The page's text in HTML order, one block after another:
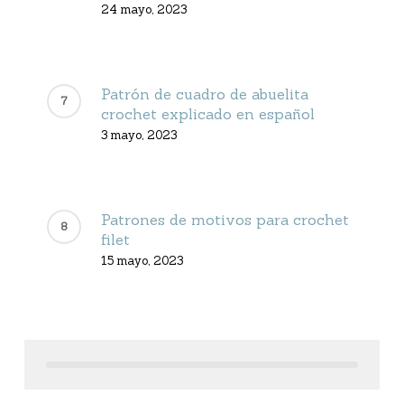
24 mayo, 2023
Patrón de cuadro de abuelita
crochet explicado en español
3 mayo, 2023
Patrones de motivos para crochet
filet
15 mayo, 2023